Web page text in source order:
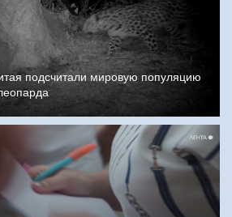
подсчитали мировую популяцию